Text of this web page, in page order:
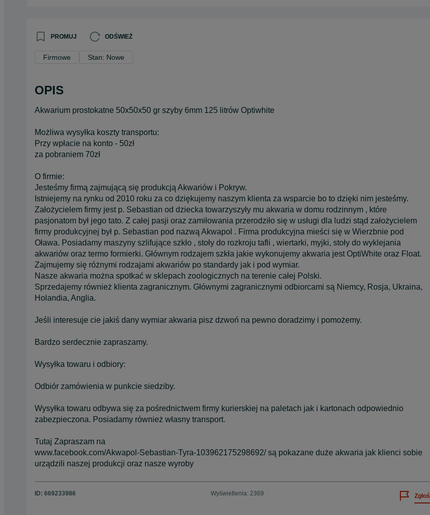
PROMUJ ODŚWIEŻ
Firmowe Stan: Nowe
OPIS
Akwarium prostokatne 50x50x50 gr szyby 6mm 125 litrów Optiwhite
Możliwa wysyłka koszty transportu:
Przy wpłacie na konto - 50zł
za pobraniem 70zł
O firmie:
Jesteśmy firmą zajmującą się produkcją Akwariów i Pokryw.
Istniejemy na rynku od 2010 roku za co dziękujemy naszym klienta za wsparcie bo to dzięki nim jesteśmy.
Założycielem firmy jest p. Sebastian od dziecka towarzyszyły mu akwaria w domu rodzinnym , które
pasjonatom był jego tato. Z całej pasji oraz zamiłowania przerodziło się w usługi dla ludzi stąd założycielem
firmy produkcyjnej był p. Sebastian pod nazwą Akwapol . Firma produkcyjna mieści się w Wierzbnie pod
Oława. Posiadamy maszyny szlifujące szkło , stoły do rozkroju tafli , wiertarki, myjki, stoły do wyklejania
akwariów oraz termo formierki. Głównym rodzajem szkła jakie wykonujemy akwaria jest OptiWhite oraz Float.
Zajmujemy się różnymi rodzajami akwariów po standardy jak i pod wymiar.
Nasze akwaria można spotkać w sklepach zoologicznych na terenie całej Polski.
Sprzedajemy również klienta zagranicznym. Głównymi zagranicznymi odbiorcami są Niemcy, Rosja, Ukraina,
Holandia, Anglia.
Jeśli interesuje cie jakiś dany wymiar akwaria pisz dzwoń na pewno doradzimy i pomożemy.
Bardzo serdecznie zapraszamy.
Wysyłka towaru i odbiory:
Odbiór zamówienia w punkcie siedziby.
Wysyłka towaru odbywa się za pośrednictwem firmy kurierskiej na paletach jak i kartonach odpowiednio
zabezpieczona. Posiadamy również własny transport.
Tutaj Zapraszam na
www.facebook.com/Akwapol-Sebastian-Tyra-103962175298692/ są pokazane duże akwaria jak klienci sobie
urządzili naszej produkcji oraz nasze wyroby
ID: 669233986 Wyświetlenia: 2369 Zgłoś